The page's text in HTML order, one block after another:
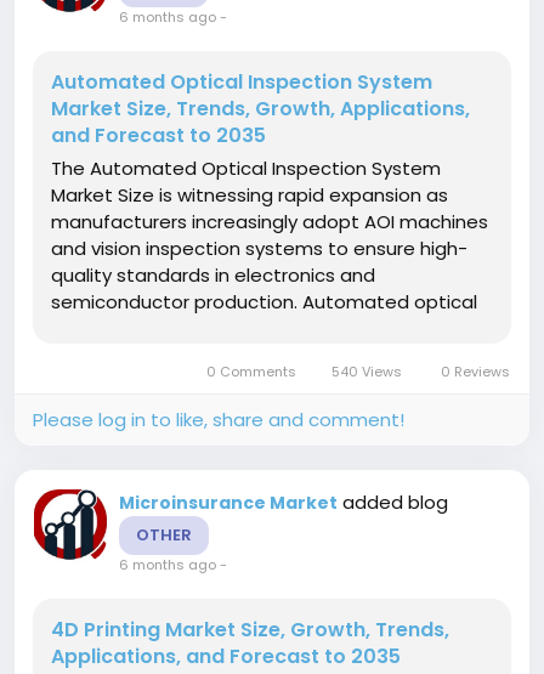
6 months ago-
Automated Optical Inspection System
Market Size, Trends, Growth, Applications,
and Forecast to 2035
The Automated Optical Inspection System
Market Size is witnessing rapid expansion as
manufacturers increasingly adopt AOI machines
and vision inspection systems to ensure high-
quality standards in electronics and
semiconductor production. Automated optical
improving operational efficiency. The market
growth...
0 Comments 540 Views 0 Reviews
Please log in to like, share and comment!
Microinsurance Market added blog
OTHER
6 months ago-
4D Printing Market Size, Growth, Trends,
Applications, and Forecast to 2035